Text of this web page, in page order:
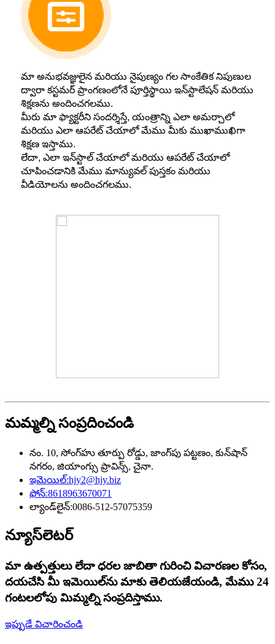
మా అనుభవజ్ఞులైన మరియు నైపుణ్యం గల సాంకేతిక నిపుణుల
ద్వారా కస్టమర్ ప్రాంగణంలోనే పూర్తిస్థాయి ఇన్‌స్టాలేషన్ మరియు
శిక్షణను అందించగలము.
మీరు మా ఫ్యాక్టరీని సందర్శిస్తే, యంత్రాన్ని ఎలా అమర్చాలో
మరియు ఎలా ఆపరేట్ చేయాలో మేము మీకు ముఖాముఖిగా
శిక్షణ ఇస్తాము.
లేదా, ఎలా ఇన్‌స్టాల్ చేయాలో మరియు ఆపరేట్ చేయాలో
చూపించడానికి మేము మాన్యువల్ పుస్తకం మరియు
వీడియోలను అందించగలము.
మమ్మల్ని సంప్రదించండి
నం. 10, సోంగ్‌హు తూర్పు రోడ్డు, జాంగ్‌పు పట్టణం, కున్‌షాన్
నగరం, జియాంగ్సు ప్రావిన్స్, చైనా.
ఇమెయిల్:hjy2@hjy.biz
ఫోన్:8618963670071
ల్యాండ్‌లైన్:0086-512-57075359
న్యూస్‌లెటర్
మా ఉత్పత్తులు లేదా ధరల జాబితా గురించి విచారణల కోసం,
దయచేసి మీ ఇమెయిల్‌ను మాకు తెలియజేయండి, మేము 24
గంటలలోపు మిమ్మల్ని సంప్రదిస్తాము.
ఇప్పుడే విచారించండి